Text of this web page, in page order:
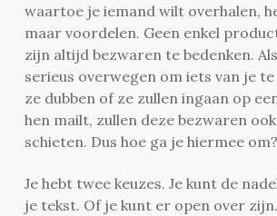
waartoe je iemand wilt overhalen,
maar voordelen. Geen enkel
zijn altijd bezwaren te bedenken.
serieus overwegen om iets van je
ze dubben of ze zullen ingaan op
hen mailt, zullen deze bezwaren
schieten. Dus hoe ga je hiermee om?
Je hebt twee keuzes. Je kunt de
je tekst. Of je kunt er open over zijn.